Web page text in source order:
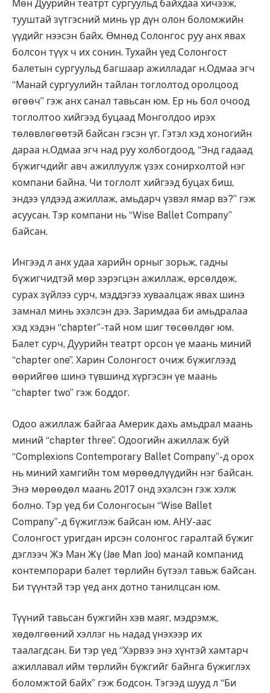
Мөн Дуурийн театрт сургуульд байхдаа хичээж,
тууштай зүтгэсний минь үр дүн олон боломжийн
үүдийг нээсэн байх. Өмнөд Солонгос руу анх явах
болсон түүх ч их сонин. Тухайн үед Солонгост
балетын сургуульд багшаар ажилладаг н.Одмаа эгч
“Манай сургуулийн тайлан тоглолтод оролцоод
өгөөч” гэж анх санал тавьсан юм. Ер нь бол очоод
тоглолтоо хийгээд буцаад Монголдоо ирэх
төлөвлөгөөтэй байсан гэсэн үг. Гэтэл хэд хоногийн
дараа н.Одмаа эгч над руу холбогдоод, “Энд гадаад
бүжигчдийг авч ажиллуулж үзэх сонирхолтой нэг
компани байна. Чи тоглолт хийгээд буцах биш,
эндээ үлдээд ажиллаж, амьдарч үзвэл ямар вэ?” гэж
асуусан. Тэр компани нь “Wise Ballet Company”
байсан.
Ингээд л анх удаа харийн орныг зорьж, гадны
бүжигчидтэй мөр зэрэгцэн ажиллаж, өрсөлдөж,
сурах зүйлээ сурч, мэддэгээ хуваалцаж явах шинэ
замнал минь эхэлсэн дээ. Заримдаа би амьдралаа
хэд хэдэн “chapter”-тай ном шиг төсөөлдөг юм.
Балет сурч, Дуурийн театрт орсон үе маань миний
“chapter one”. Харин Солонгост очиж бүжиглээд
өөрийгөө шинэ түвшинд хүргэсэн үе маань
“chapter two” гэж боддог.
Одоо ажиллаж байгаа Америк дахь амьдрал маань
миний “chapter three”. Одоогийн ажиллаж буй
“Complexions Contemporary Ballet Company”-д орох
нь миний хамгийн том мөрөөдлүүдийн нэг байсан.
Энэ мөрөөдөл маань 2017 онд эхэлсэн гэж хэлж
болно. Тэр үед би Солонгосын “Wise Ballet
Company”-д бүжиглэж байсан юм. АНУ-аас
Солонгост уригдан ирсэн солонгос гаралтай бүжиг
дэглээч Жэ Ман Жү (Jae Man Joo) манай компанид
контемпорари балет төрлийн бүтээл тавьж байсан.
Би түүнтэй тэр үед анх дотно танилцсан юм.
Түүний тавьсан бүжгийн хэв маяг, мэдрэмж,
хөдөлгөөний хэллэг нь надад үнэхээр их
таалагдсан. Би тэр үед “Хэрвээ энэ хүнтэй хамтарч
ажиллавал ийм төрлийн бүжгийг байнга бүжиглэх
боломжтой байх” гэж бодсон. Тэгээд шууд л “Би